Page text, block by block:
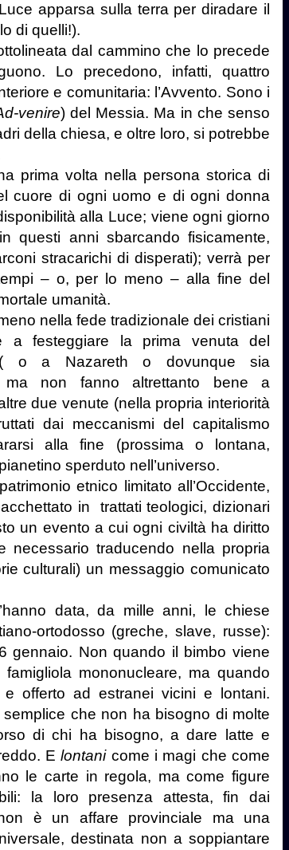
apparsa sulla terra per diradare il
di quelli!).
dal cammino che lo precede
Lo precedono, infatti, quattro
e comunitaria: l’Avvento. Sono i
venire) del Messia. Ma in che senso
della chiesa, e oltre loro, si potrebbe
prima volta nella persona storica di
cuore di ogni uomo e di ogni donna
alla Luce; viene ogni giorno
questi anni sbarcando fisicamente,
stracarichi di disperati); verrà per
– o, per lo meno – alla fine del
umanità.
nella fede tradizionale dei cristiani
festeggiare la prima venuta del
( o a Nazareth o dovunque sia
ma non fanno altrettanto bene a
due venute (nella propria interiorità
dai meccanismi del capitalismo
alla fine (prossima o lontana,
sperduto nell’universo.
etnico limitato all’Occidente,
in
trattati teologici, dizionari
un evento a cui ogni civiltà ha diritto
necessario traducendo nella propria
culturali) un messaggio comunicato
data, da mille anni, le chiese
ortodosso (greche, slave, russe):
gennaio. Non quando il bimbo viene
mononucleare, ma quando
offerto ad estranei vicini e lontani.
che non ha bisogno di molte
di chi ha bisogno, a dare latte e
Elontani come i magi che come
le carte in regola, ma come figure
la loro presenza attesta, fin dai
è un affare provinciale ma una
destinata non a soppiantare